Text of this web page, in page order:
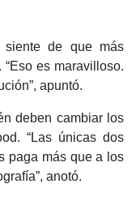
de que más
es maravilloso.
apuntó.
deben cambiar los
“Las únicas dos
paga más que a los
anotó.